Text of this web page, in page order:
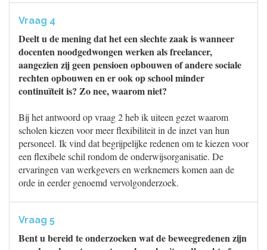
Vraag 4
Deelt u de mening dat het een slechte zaak is wanneer
docenten noodgedwongen werken als freelancer,
aangezien zij geen pensioen opbouwen of andere sociale
rechten opbouwen en er ook op school minder
continuïteit is? Zo nee, waarom niet?
Bij het antwoord op vraag 2 heb ik uiteen gezet waarom
scholen kiezen voor meer flexibiliteit in de inzet van hun
personeel. Ik vind dat begrijpelijke redenen om te kiezen voor
een flexibele schil rondom de onderwijsorganisatie. De
ervaringen van werkgevers en werknemers komen aan de
orde in eerder genoemd vervolgonderzoek.
Vraag 5
Bent u bereid te onderzoeken wat de beweegredenen zijn